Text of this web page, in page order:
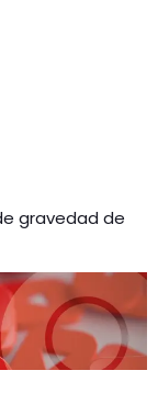
gravedad de